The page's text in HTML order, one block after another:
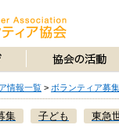
情報一覧 > ボランティア募集
集 子ども 東急